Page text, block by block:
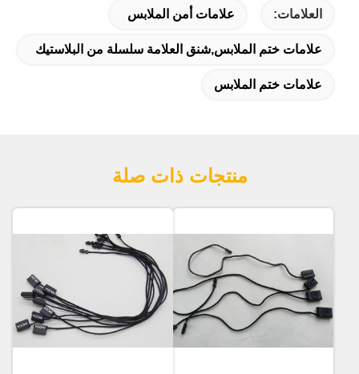
العلامات: علامات أمن الملابس
علامات ختم الملابس,شنق العلامة سلسلة من البلاستيك
علامات ختم الملابس
منتجات ذات صلة